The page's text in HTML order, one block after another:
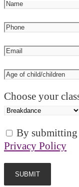
Choose your
By submitting
Privacy Policy